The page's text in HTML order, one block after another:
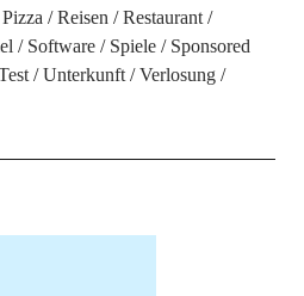
Pizza Reisen
Restaurant
Software Spiele
Sponsored
Unterkunft
Verlosung